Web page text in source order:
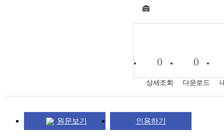
0
상세조회
0
다운로드
원문보기 인용하기